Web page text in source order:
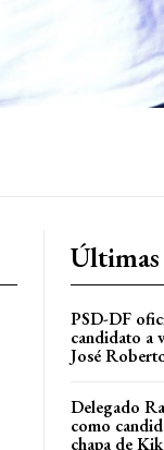
PSD-DF
candidato a
José
Delegado
como
chapa de